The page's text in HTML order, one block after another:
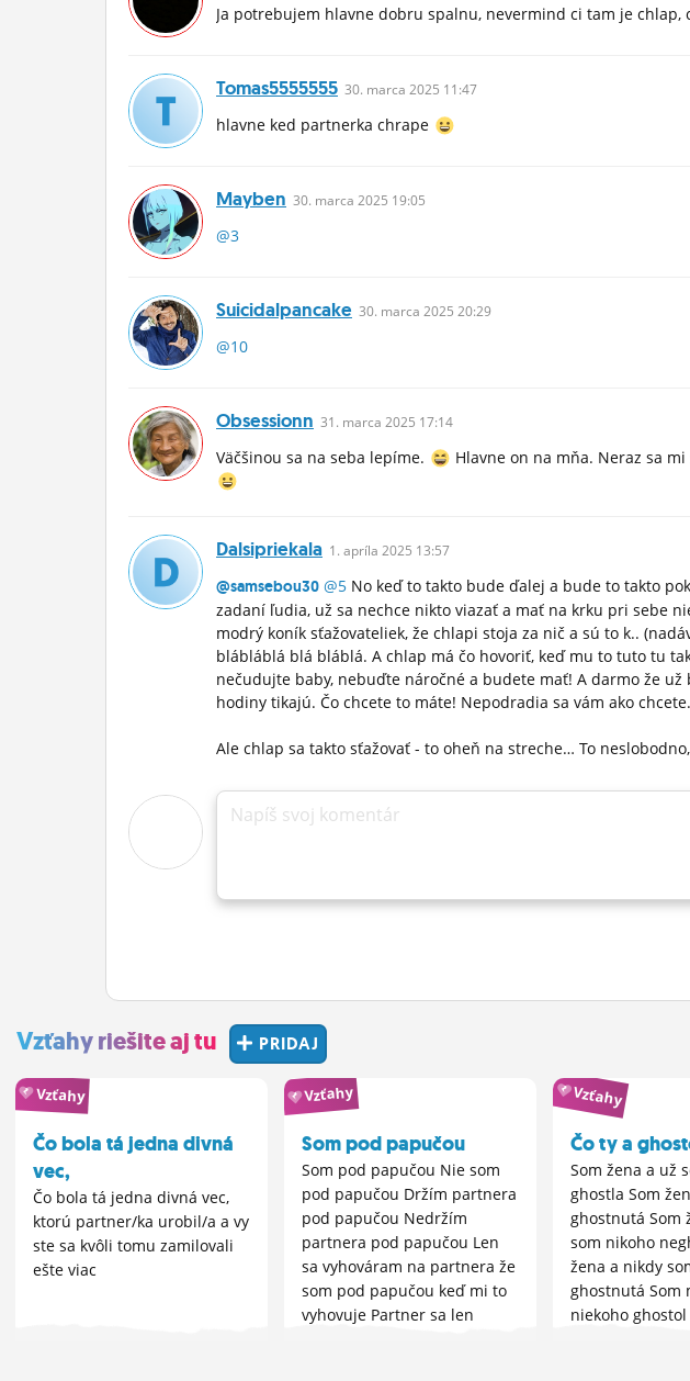
Ja potrebujem hlavne dobru spalnu, nevermind ci tam je chlap,
Tomas5555555 30. marca 2025 11:47
hlavne ked partnerka chrape
Mayben 30. marca 2025 19:05
@3
Suicidalpancake 30. marca 2025 20:29
@10
Obsessionn 31. marca 2025 17:14
Väčšinou sa na seba lepíme. Hlavne on na mňa. Neraz sa
Dalsipriekala 1. apríla 2025 13:57
@samsebou30 @5 No keď to takto bude ďalej a bude to takto
zadaní ľudia, už sa nechce nikto viazať a mať na krku pri sebe
modrý koník sťažovateliek, že chlapi stoja za nič a sú to k..
blábláblá blá bláblá. A chlap má čo hovoriť, keď mu to tuto tu
nečudujte baby, nebuďte náročné a budete mať! A darmo že
hodiny tikajú. Čo chcete to máte! Nepodradia sa vám ako chcete.
Ale chlap sa takto sťažovať - to oheň na streche… To
Napíš svoj komentár
Vzťahy riešite aj tu PRIDAJ
Vzťahy
Čo bola tá jedna divná
vec,
Čo bola tá jedna divná vec,
ktorú partner/ka urobil/a a vy
ste sa kvôli tomu zamilovali
ešte viac
Vzťahy
Som pod papučou
Som pod papučou Nie som
pod papučou Držím partnera
pod papučou Nedržím
partnera pod papučou Len
sa vyhováram na partnera že
som pod papučou keď mi to
vyhovuje Partner sa len
Vzťahy
Čo ty a
Som žena a už
ghostla Som
ghostnutá Som
som nikoho
žena a nikdy
ghostnutá Som
niekoho